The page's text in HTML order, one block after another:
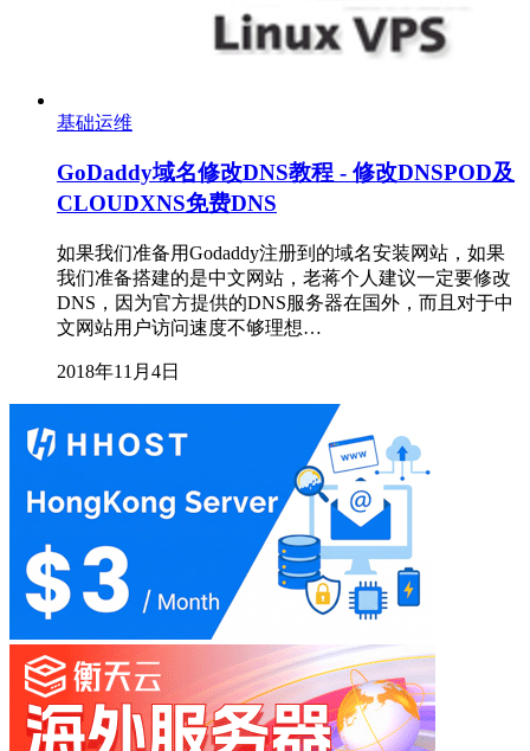
基础运维
GoDaddy域名修改DNS教程 - 修改DNSPOD及
CLOUDXNS免费DNS
如果我们准备用Godaddy注册到的域名安装网站，如果
我们准备搭建的是中文网站，老蒋个人建议一定要修改
DNS，因为官方提供的DNS服务器在国外，而且对于中
文网站用户访问速度不够理想…
2018年11月4日